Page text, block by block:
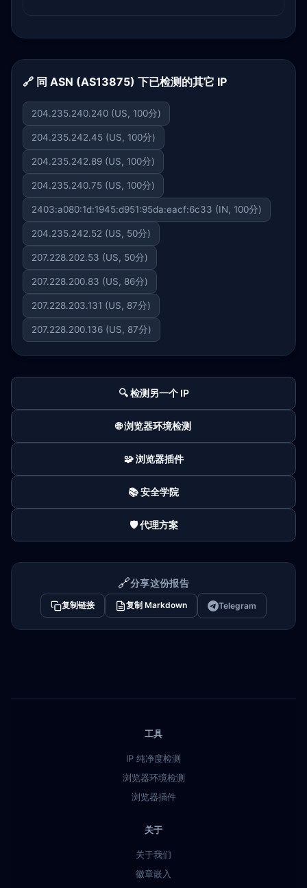
🔗 同 ASN (AS13875) 下已检测的其它 IP
204.235.240.240 (US, 100分)
204.235.242.45 (US, 100分)
204.235.242.89 (US, 100分)
204.235.240.75 (US, 100分)
2403:a080:1d:1945:d951:95da:eacf:6c33 (IN, 100分)
204.235.242.52 (US, 50分)
207.228.202.53 (US, 50分)
207.228.200.83 (US, 86分)
207.228.203.131 (US, 87分)
207.228.200.136 (US, 87分)
🔍 检测另一个 IP
🌐 浏览器环境检测
🧩 浏览器插件
📚 安全学院
🛡️ 代理方案
🔗分享这份报告
复制链接 复制 Markdown Telegram
工具
IP 纯净度检测
浏览器环境检测
浏览器插件
关于
关于我们
徽章嵌入